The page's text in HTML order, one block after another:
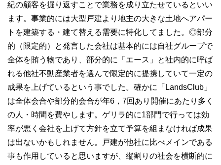
紀の顧客を掘り返すことで業務を成り立たせているといい
ます。事業的には大型戸建より地主の大きな土地へアパー
トを建築する・建て替える需要に特化してました。◎部分
的（限定的）と発言した会社は基本的には自社グループで
全体を賄う物であり、部分的に「エース」と社内的に呼ば
れる他社不動産業者を選んで限定的に提携していて一定の
成果を上げているという事でした。確かに「LandsClub」
は全体会合や部分的会合が年6，7回あり開催にあたり多く
の人・時間を費やします。ゲリラ的に1部門で行っては効
率が悪く会社を上げて方針を立て予算を組まなければ成果
は出ないかもしれません。戸建が他社に比べメインである
事も作用していると思いますが、縦割りの社会を横断的に